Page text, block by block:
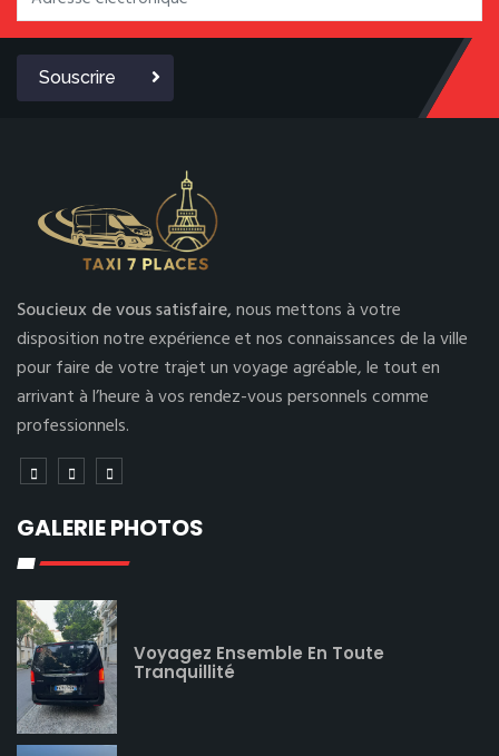
Souscrire
Soucieux de vous satisfaire,nous mettons à votre
disposition notre expérience et nos connaissances de la ville
pour faire de votre trajet un voyage agréable, le tout en
arrivant à l’heure à vos rendez-vous personnels comme
professionnels.
GALERIE PHOTOS
Voyagez Ensemble En Toute
Tranquillité